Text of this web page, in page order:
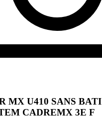
MX U410 SANS BATI
CADREMX 3E F